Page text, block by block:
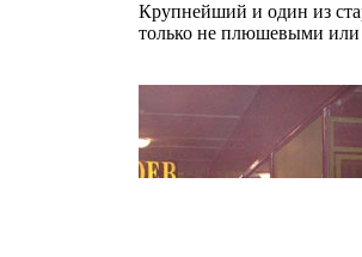
Крупнейший и один из
только не плюшевыми